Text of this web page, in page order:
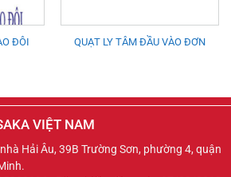
ĐÔI QUẠT LY TÂM ĐẦU VÀO ĐƠN
VIỆT NAM
Hải Âu, 39B Trường Sơn, phường 4, quận